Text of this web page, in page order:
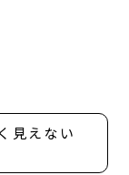
見えない